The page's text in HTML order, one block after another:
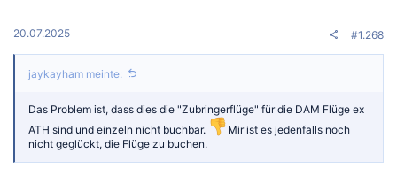
:
20.07.2025 #1.268
jaykayham meinte:
Das Problem ist, dass dies die "Zubringerflüge" für die DAM Flüge ex
ATH sind und einzeln nicht buchbar.
Mir ist es jedenfalls noch
nicht geglückt, die Flüge zu buchen.